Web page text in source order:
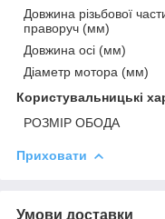
Довжина різьбової
праворуч (мм)
Довжина осі (мм)
Діаметр мотора (мм)
Користувальницькі
РОЗМІР ОБОДА
Приховати
Умови доставки